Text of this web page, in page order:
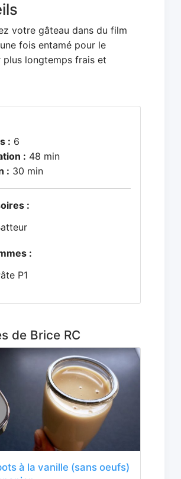
votre gâteau dans du film
fois entamé pour le
plus longtemps frais et
: 6
: 48 min
: 30 min
:
:
P1
de Brice RC
à la vanille (sans oeufs)